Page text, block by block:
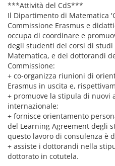
***Attività del CdS***
Il Dipartimento di Matematica
Commissione Erasmus e
occupa di coordinare e
degli studenti dei corsi di studi
Matematica, e dei dottorandi
Commissione:
+ co-organizza riunioni di
Erasmus in uscita e,
+ promuove la stipula di nuovi
internazionale;
+ fornisce orientamento
del Learning Agreement degli
questo lavoro di consulenza è
+ assiste i dottorandi nella
dottorato in cotutela.